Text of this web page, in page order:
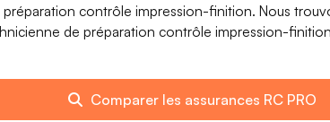
contrôle impression-finition. Nous
de préparation contrôle impression-
Comparer les assurances RC PRO